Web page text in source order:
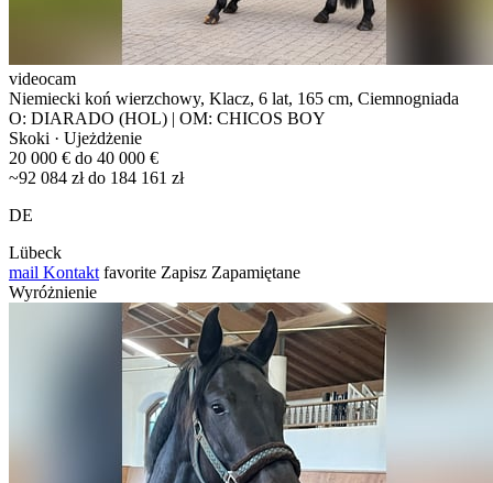
videocam
Niemiecki koń wierzchowy, Klacz, 6 lat, 165 cm, Ciemnogniada
O: DIARADO (HOL) | OM: CHICOS BOY
Skoki · Ujeżdżenie
20 000 € do 40 000 €
~92 084 zł do 184 161 zł
DE
Lübeck
mail Kontakt favorite Zapisz Zapamiętane
Wyróżnienie